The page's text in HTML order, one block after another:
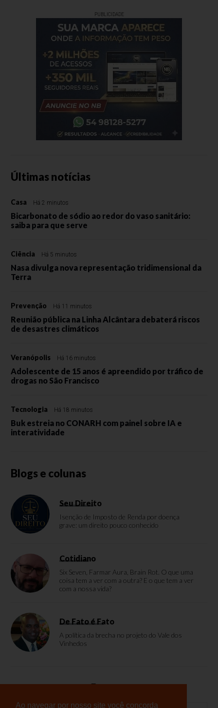
Ao navegar por nosso site você concorda
PUBLICIDADE
Últimas notícias
Casa Há 2 minutos
Bicarbonato de sódio ao redor do vaso sanitário:
saiba para que serve
Ciência Há 5 minutos
Nasa divulga nova representação tridimensional da
Terra
Prevenção Há 11 minutos
Reunião pública na Linha Alcântara debaterá riscos
de desastres climáticos
Veranópolis Há 16 minutos
Adolescente de 15 anos é apreendido por tráfico de
drogas no São Francisco
Tecnologia Há 18 minutos
Buk estreia no CONARH com painel sobre IA e
interatividade
Blogs e colunas
Seu Direito
Isenção de Imposto de Renda por doença
grave: um direito pouco conhecido
Cotidiano
Six Seven, Farmar Aura, Brain Rot. O que uma
coisa tem a ver com a outra? E o que tem a ver
com a nossa vida?
De Fato é Fato
A política da brecha no projeto do Vale dos
Vinhedos
Enquete